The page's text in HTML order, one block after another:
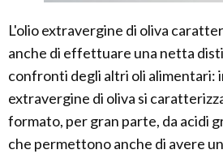
L'olio extravergine di oliva
anche di effettuare una netta
confronti degli altri oli alimentari:
extravergine di oliva si
formato, per gran parte, da acidi
che permettono anche di avere